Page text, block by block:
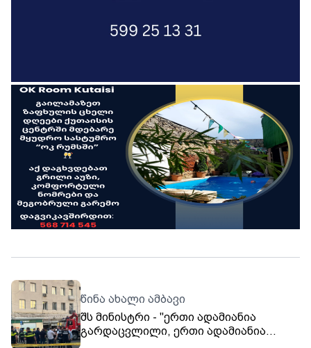
წინა ახალი ამბავი
შს მინისტრი - "ერთი ადამიანია
გარდაცვლილი, ერთი ადამიანია